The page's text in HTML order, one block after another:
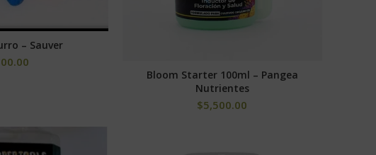
OPCIONES
– Sauver
AÑADIR AL CARRITO
Bloom Starter 100ml – Pangea
Nutrientes
$5,500.00